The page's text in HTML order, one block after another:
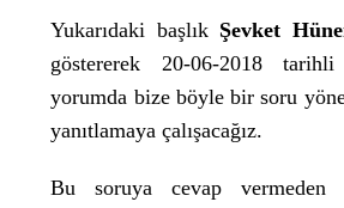
Yukarıdaki başlık Şevket
göstererek 20-06-2018 tarihli
yorumda bize böyle bir soru
yanıtlamaya çalışacağız.
Bu soruya cevap vermeden